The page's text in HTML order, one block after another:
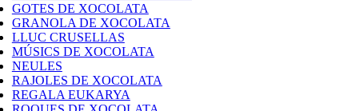
GOTES DE XOCOLATA
GRANOLA DE XOCOLATA
LLUC CRUSELLAS
MÚSICS DE XOCOLATA
NEULES
RAJOLES DE XOCOLATA
REGALA EUKARYA